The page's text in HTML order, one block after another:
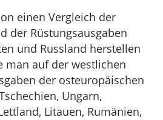
einen Vergleich der
der Rüstungsausgaben
und Russland herstellen
man auf der westlichen
der osteuropäischen
Ungarn,
Litauen, Rumänien,